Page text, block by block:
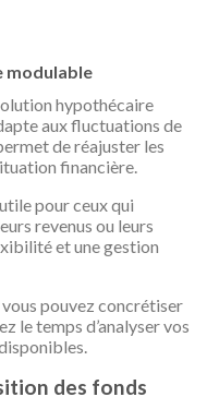
modulable
hypothécaire
aux fluctuations de
de réajuster les
financière.
pour ceux qui
revenus ou leurs
et une gestion
pouvez concrétiser
le temps d’analyser vos
des fonds